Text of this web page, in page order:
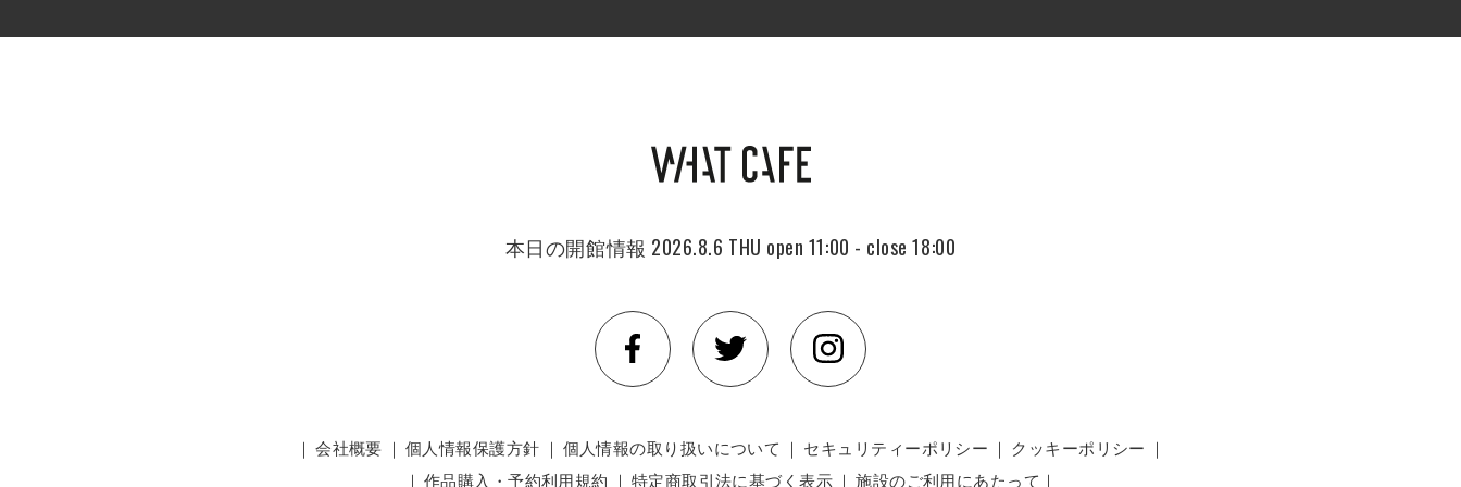
本日の開館情報 2026.8.6 THU open 11:00 - close 18:00
｜会社概要 ｜ 個人情報保護方針 ｜ 個人情報の取り扱いについて ｜ セキュリティーポリシー ｜ クッキーポリシー ｜
｜ 作品購入・予約利用規約 ｜ 特定商取引法に基づく表示 ｜施設のご利用にあたって ｜